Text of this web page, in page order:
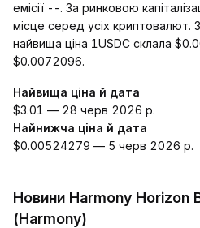
емісії --. За ринковою
місце серед усіх криптовалют.
найвища ціна 1USDC склала
$0.0072096.
Найвища ціна й дата
$3.01 — 28 черв 2026 р.
Найнижча ціна й дата
$0.00524279 — 5 черв 2026 р.
Новини Harmony Horizon
(Harmony)